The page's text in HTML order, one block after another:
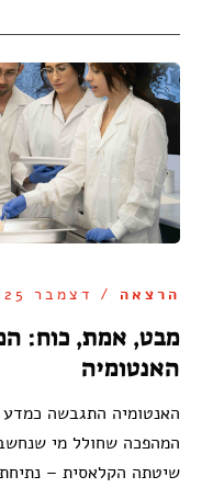
הרצאה / דצמבר 2025
מבט, אמת, כוח:
האנטומיה
האנטומיה התגבשה
המהפכה שחולל מי
שיטתה הקלאסית –